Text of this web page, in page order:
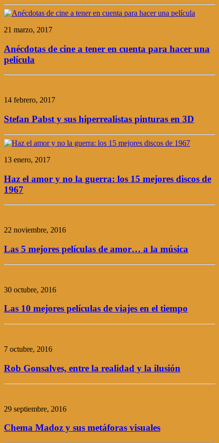
21 marzo, 2017
Anécdotas de cine a tener en cuenta para hacer una
película
14 febrero, 2017
Stefan Pabst y sus hiperrealistas pinturas en 3D
13 enero, 2017
Haz el amor y no la guerra: los 15 mejores discos de
1967
22 noviembre, 2016
Las 5 mejores películas de amor… a la música
30 octubre, 2016
Las 10 mejores películas de viajes en el tiempo
7 octubre, 2016
Rob Gonsalves, entre la realidad y la ilusión
29 septiembre, 2016
Chema Madoz y sus metáforas visuales